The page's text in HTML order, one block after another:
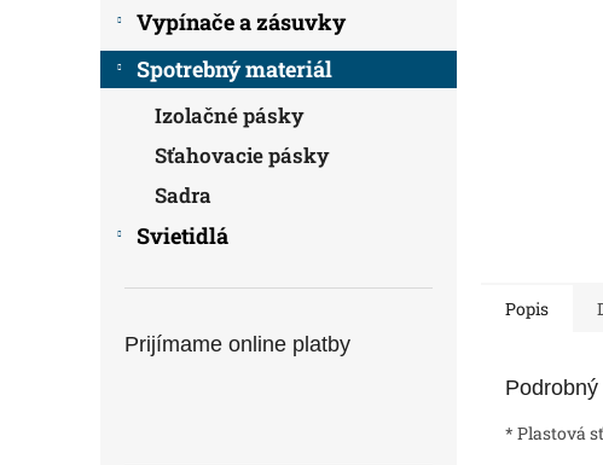
Vypínače a zásuvky
Spotrebný materiál
Izolačné pásky
Sťahovacie pásky
Sadra
Svietidlá
Prijímame online platby
Popis
* Plastová